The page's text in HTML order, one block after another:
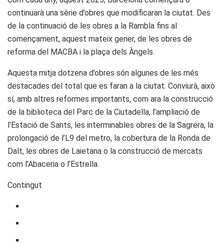
continuarà una sèrie d’obres que modificaran la ciutat. Des
de la continuació de les obres a la Rambla fins al
començament, aquest mateix gener, de les obres de
reforma del MACBA i la plaça dels Àngels.
Aquesta mitja dotzena d’obres són algunes de les més
destacades del total que es faran a la ciutat. Conviurà, això
sí, amb altres reformes importants, com ara la construcció
de la biblioteca del Parc de la Ciutadella, l’ampliació de
l’Estació de Sants, les interminables obres de la Sagrera, la
prolongació de l’L9 del metro, la cobertura de la Ronda de
Dalt, les obres de Laietana o la construcció de mercats
com l’Abaceria o l’Estrella.
Contingut